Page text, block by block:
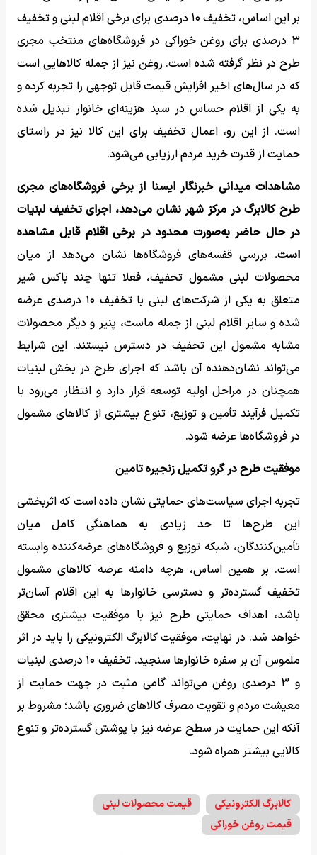
بر این اساس، تخفیف ۱۰ درصدی برای برخی اقلام لبنی و تخفیف
۳ درصدی برای روغن خوراکی در فروشگاه‌های منتخب مجری
طرح در نظر گرفته شده است. روغن نیز از جمله کالاهایی است
که در سال‌های اخیر افزایش قیمت قابل توجهی را تجربه کرده و
به یکی از اقلام حساس در سبد هزینه‌ای خانوار تبدیل شده
است. از این رو، اعمال تخفیف برای این کالا نیز در راستای
حمایت از قدرت خرید مردم ارزیابی می‌شود.
مشاهدات میدانی خبرنگار ایسنا از برخی فروشگاه‌های مجری
طرح کالابرگ در مرکز شهر نشان می‌دهد، اجرای تخفیف لبنیات
در حال حاضر به‌صورت محدود در برخی اقلام قابل مشاهده
است. بررسی قفسه‌های فروشگاه‌ها نشان می‌دهد از میان
محصولات لبنی مشمول تخفیف، فعلا تنها چند باکس شیر
متعلق به یکی از شرکت‌های لبنی با تخفیف ۱۰ درصدی عرضه
شده و سایر اقلام لبنی از جمله ماست، پنیر و دیگر محصولات
مشابه مشمول این تخفیف در دسترس نیستند. این شرایط
می‌تواند نشان‌دهنده آن باشد که اجرای طرح در بخش لبنیات
همچنان در مراحل اولیه توسعه قرار دارد و انتظار می‌رود با
تکمیل فرآیند تأمین و توزیع، تنوع بیشتری از کالاهای مشمول
در فروشگاه‌ها عرضه شود.
موفقیت طرح در گرو تکمیل زنجیره تامین
تجربه اجرای سیاست‌های حمایتی نشان داده است که اثربخشی
این طرح‌ها تا حد زیادی به هماهنگی کامل میان
تأمین‌کنندگان، شبکه توزیع و فروشگاه‌های عرضه‌کننده وابسته
است. بر همین اساس، هرچه دامنه عرضه کالاهای مشمول
تخفیف گسترده‌تر و دسترسی خانوارها به این اقلام آسان‌تر
باشد، اهداف حمایتی طرح نیز با موفقیت بیشتری محقق
خواهد شد. در نهایت، موفقیت کالابرگ الکترونیکی را باید در اثر
ملموس آن بر سفره خانوارها سنجید. تخفیف ۱۰ درصدی لبنیات
و ۳ درصدی روغن می‌تواند گامی مثبت در جهت حمایت از
معیشت مردم و تقویت مصرف کالاهای ضروری باشد؛ مشروط بر
آنکه این حمایت در سطح عرضه نیز با پوشش گسترده‌تر و تنوع
کالایی بیشتر همراه شود.
کالابرگ الکترونیکی
قیمت محصولات لبنی
قیمت روغن خوراکی